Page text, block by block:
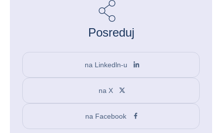
Posreduj
na Linkedln-u
na X
na Facebook